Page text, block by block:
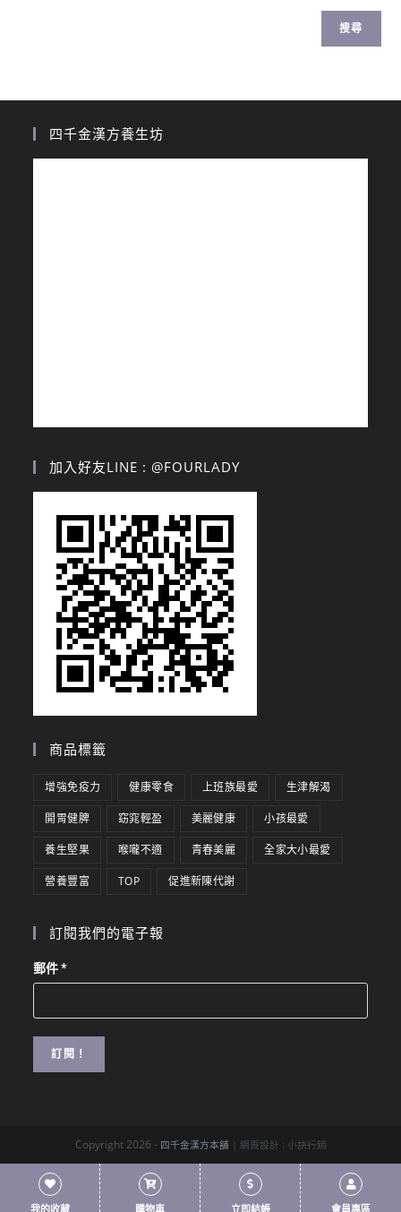
搜尋
四千金漢方養生坊
加入好友LINE : @FOURLADY
商品標籤
增強免疫力 健康零食 上班族最愛 生津解渴
開胃健脾 窈窕輕盈 美麗健康 小孩最愛
養生堅果 喉嚨不適 青春美麗 全家大小最愛
營養豐富 TOP 促進新陳代謝
訂閱我們的電子報
郵件*
Copyright 2026 - 四千金漢方本舖 | 網頁設計 : 小訣行銷